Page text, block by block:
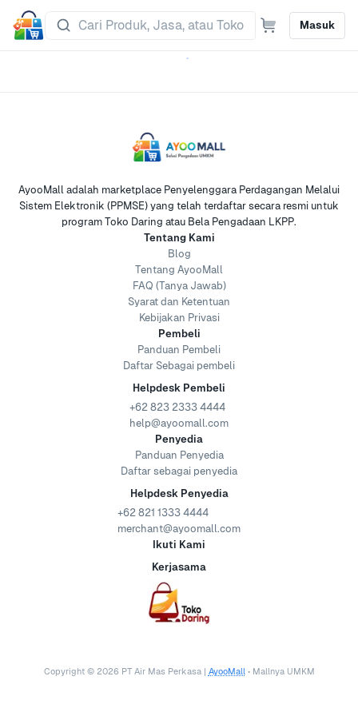
Masuk
AyooMall adalah marketplace Penyelenggara Perdagangan Melalui
Sistem Elektronik (PPMSE) yang telah terdaftar secara resmi untuk
program Toko Daring atau Bela Pengadaan LKPP.
Tentang Kami
Blog
Tentang AyooMall
FAQ (Tanya Jawab)
Syarat dan Ketentuan
Kebijakan Privasi
Pembeli
Panduan Pembeli
Daftar Sebagai pembeli
Helpdesk Pembeli
+62 823 2333 4444
help@ayoomall.com
Penyedia
Panduan Penyedia
Daftar sebagai penyedia
Helpdesk Penyedia
+62 821 1333 4444
merchant@ayoomall.com
Ikuti Kami
Kerjasama
Copyright © 2026 PT Air Mas Perkasa | AyooMall • Mallnya UMKM